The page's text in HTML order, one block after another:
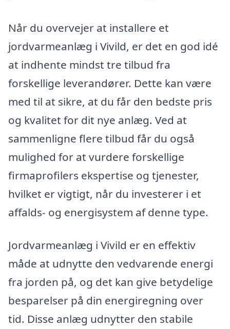
Når du overvejer at installere et
jordvarmeanlæg i Vivild, er det en god idé
at indhente mindst tre tilbud fra
forskellige leverandører. Dette kan være
med til at sikre, at du får den bedste pris
og kvalitet for dit nye anlæg. Ved at
sammenligne flere tilbud får du også
mulighed for at vurdere forskellige
firmaprofilers ekspertise og tjenester,
hvilket er vigtigt, når du investerer i et
affalds- og energisystem af denne type.
Jordvarmeanlæg i Vivild er en effektiv
måde at udnytte den vedvarende energi
fra jorden på, og det kan give betydelige
besparelser på din energiregning over
tid. Disse anlæg udnytter den stabile